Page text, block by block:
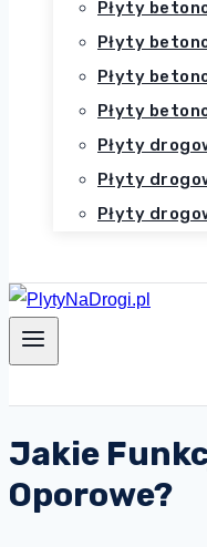
Płyty
Płyty
Płyty
Płyty
Płyty
Płyty
Płyty
Jakie
Oporowe?